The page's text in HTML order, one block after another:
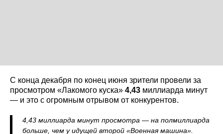
С конца декабря по конец июня зрители провели за
просмотром «Лакомого куска» 4,43 миллиарда минут
— и это с огромным отрывом от конкурентов.
4,43 миллиарда минут просмотра — на полмиллиарда
больше, чем у идущей второй «Военная машина».